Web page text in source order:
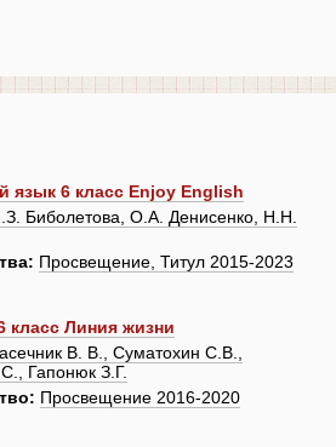
язык 6 класс Enjoy English
Биболетова, О.А. Денисенко, Н.Н.
Просвещение, Титул 2015-2023
класс Линия жизни
В. В., Суматохин С.В.,
Гапонюк З.Г.
Просвещение 2016-2020